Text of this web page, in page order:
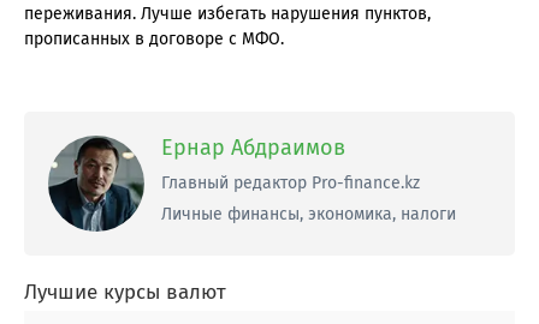
переживания. Лучше избегать нарушения пунктов,
прописанных в договоре с МФО.
Ернар Абдраимов
Главный редактор Pro-finance.kz
Личные финансы, экономика, налоги
Лучшие курсы валют